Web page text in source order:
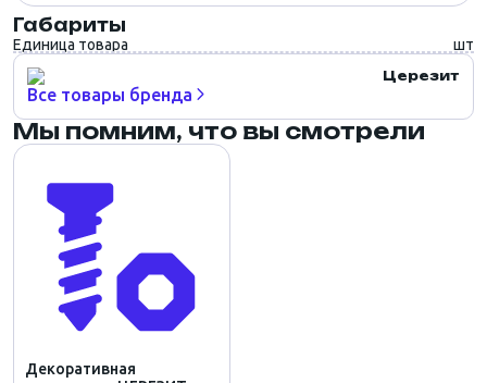
Габариты
Единица товара шт
Церезит
Все товары бренда
Мы помним, что вы смотрели
Декоративная